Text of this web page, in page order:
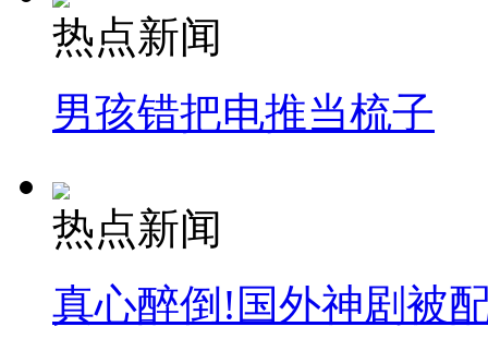
热点新闻
男孩错把电推当梳子
热点新闻
真心醉倒!国外神剧被